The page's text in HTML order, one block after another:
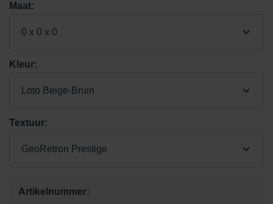
Maat:
0 x 0 x 0
Kleur:
Loto Beige-Bruin
Textuur:
GeoRetron Prestige
Artikelnummer: